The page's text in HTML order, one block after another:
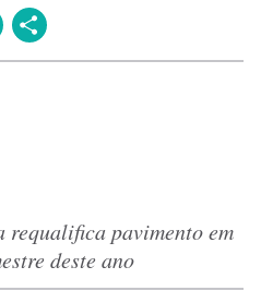
WhatsApp
pavimento em
deste ano